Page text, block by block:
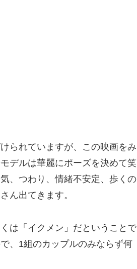
られていますが、この映画をみ
デルは華麗にポーズを決めて笑
、つわり、情緒不安定、歩くの
ん出てきます。
は「イクメン」だということで
、1組のカップルのみならず何